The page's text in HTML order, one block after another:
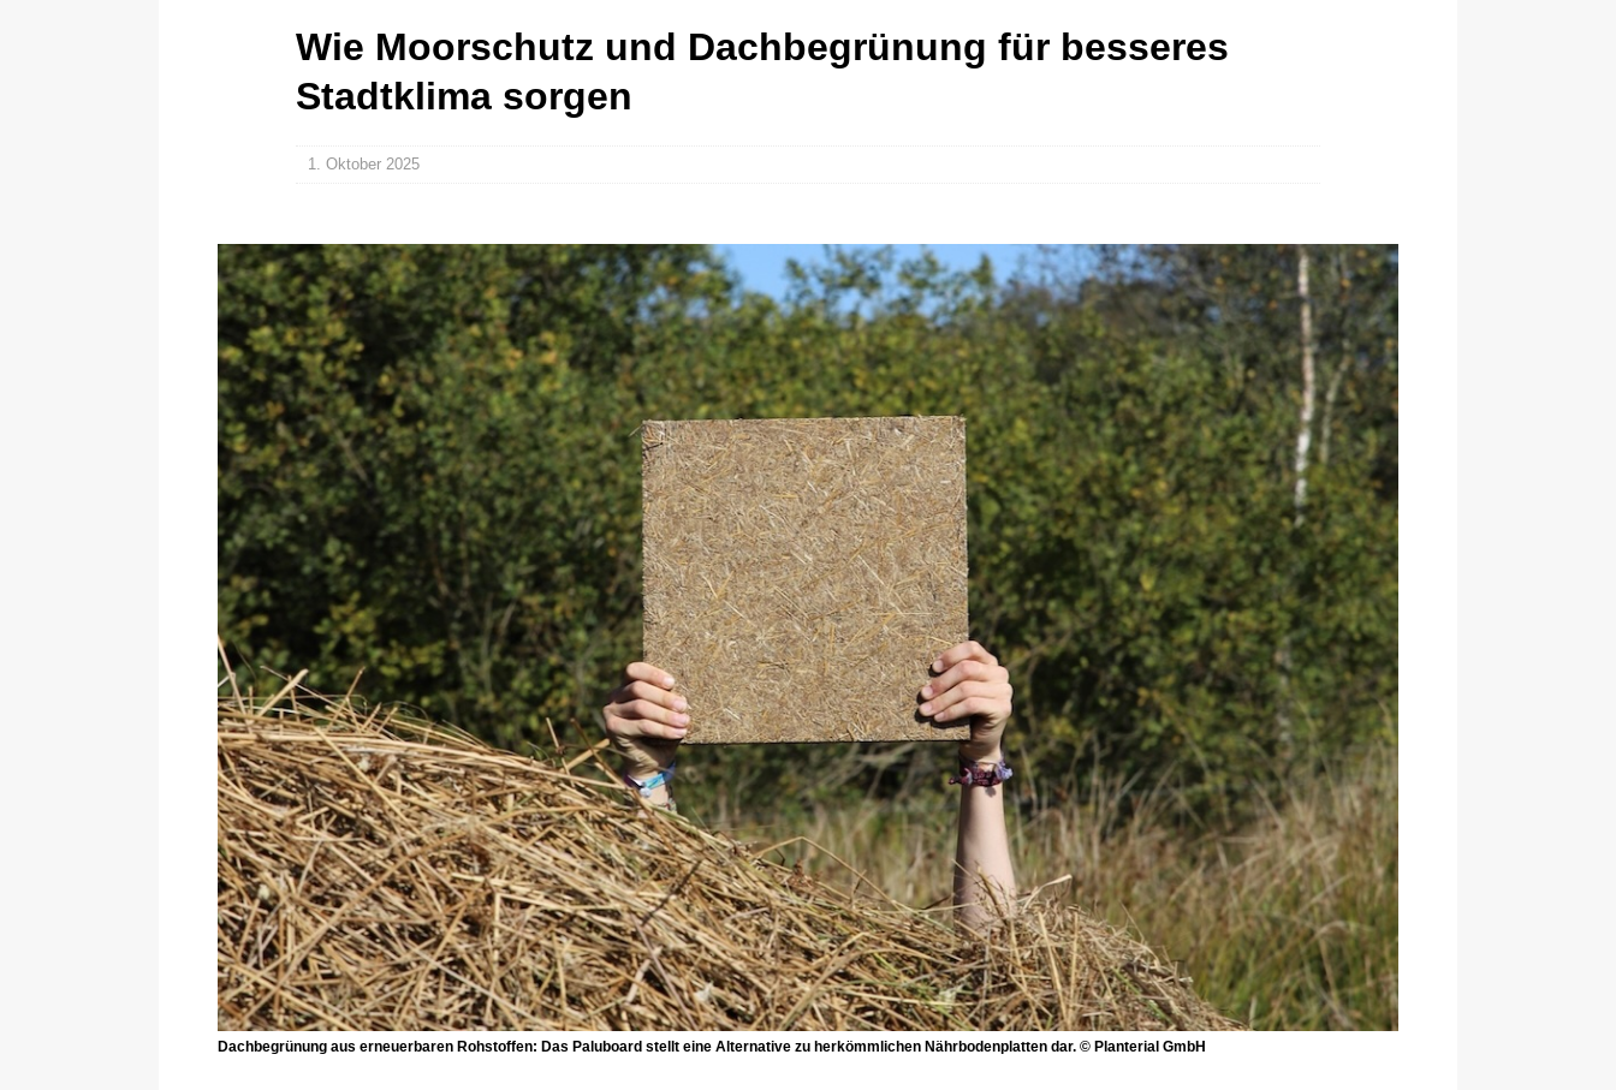
Wie Moorschutz und Dachbegrünung für besseres
Stadtklima sorgen
1. Oktober 2025
Dachbegrünung aus erneuerbaren Rohstoffen: Das Paluboard stellt eine Alternative zu herkömmlichen Nährbodenplatten dar. © Planterial GmbH